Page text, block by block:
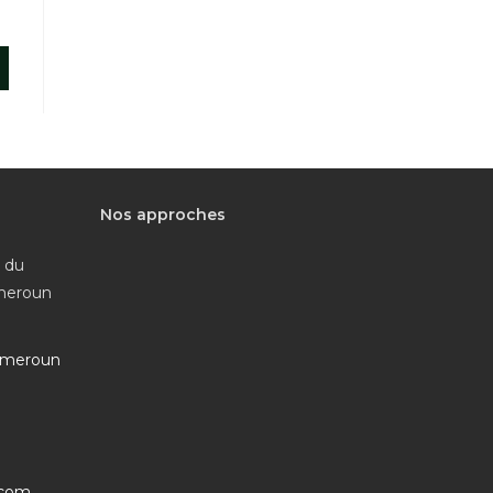
du
Nos approches